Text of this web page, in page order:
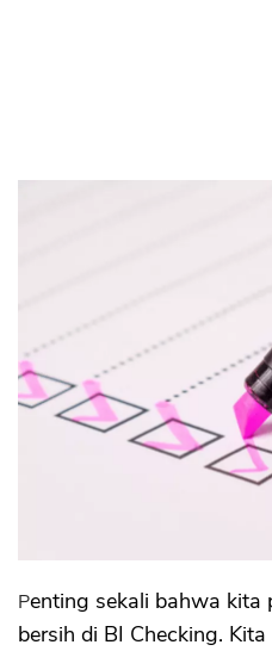
Asuransi Kesehatan
Asuransi Syariah
Penting sekali bahwa kita punya catatan yang
bersih di BI Checking.